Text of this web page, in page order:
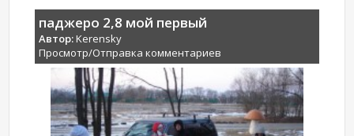
паджеро 2,8 мой первый
Автор:Kerensky
Просмотр/Отправка комментариев